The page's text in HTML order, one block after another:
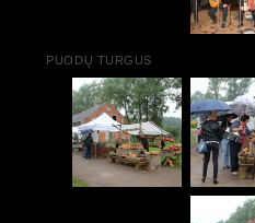
PUODŲ TURGUS